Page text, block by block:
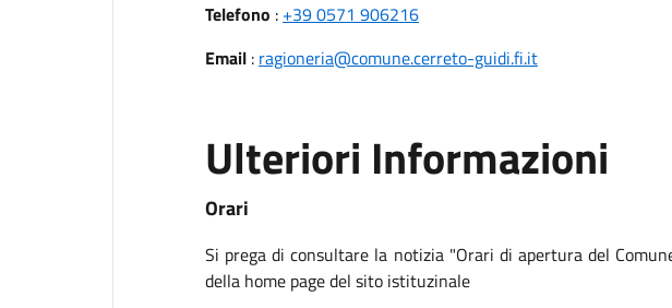
Telefono : +39 0571 906216
Email: ragioneria@comune.cerreto-guidi.fi.it
Ulteriori Informazioni
Orari
Si prega di consultare la notizia "Orari di apertura del
della home page del sito istituzinale